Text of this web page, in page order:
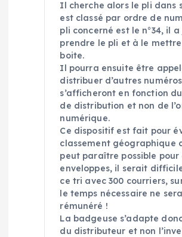
Il cherche alors le pli dans
est classé par ordre de
pli concerné est le n°34, il
prendre le pli et à le
boite.
Il pourra ensuite être
distribuer d’autres
s’afficheront en fonction
de distribution et non de
numérique.
Ce dispositif est fait pour
classement géographique
peut paraître possible pour
enveloppes, il serait
ce tri avec 300 courriers,
le temps nécessaire ne
rémunéré !
La badgeuse s’adapte
du distributeur et non